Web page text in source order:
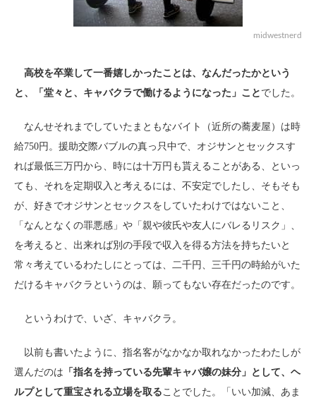
midwestnerd
高校を卒業して一番嬉しかったことは、なんだったかという
と、「堂々と、キャバクラで働けるようになった」こと でした。
なんせそれまでしていたまともなバイト（近所の蕎麦屋）は時
給750円。援助交際バブルの真っ只中で、オジサンとセックスす
れば最低三万円から、時には十万円も貰えることがある、といっ
ても、それを定期収入と考えるには、不安定でしたし、そもそも
が、好きでオジサンとセックスをしていたわけではないこと、
「なんとなくの罪悪感」や「親や彼氏や友人にバレるリスク」、
を考えると、出来れば別の手段で収入を得る方法を持ちたいと
常々考えているわたしにとっては、二千円、三千円の時給がいた
だけるキャバクラというのは、願ってもない存在だったのです。
というわけで、いざ、キャバクラ。
以前も書いたように、指名客がなかなか取れなかったわたしが
選んだのは 「指名を持っている先輩キャバ嬢の妹分」として、ヘ
ルプとして重宝される立場を取る ことでした。「いい加減、あま